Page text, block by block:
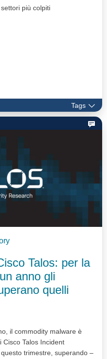
più colpiti
Tags
Talos: per la
anno gli
quelli
il commodity malware è
Cisco Talos Incident
trimestre, superando –